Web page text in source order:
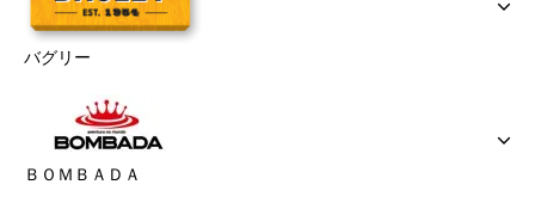
バグリー
ＢＯＭＢＡＤＡ